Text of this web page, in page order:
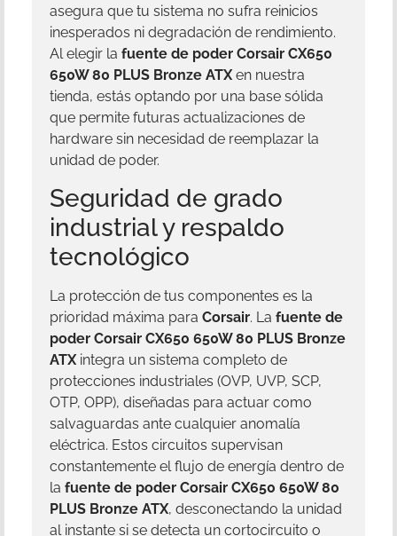
asegura que tu sistema no sufra reinicios
inesperados ni degradación de rendimiento.
Al elegir la fuente de poder Corsair CX650
650W 80 PLUS Bronze ATXen nuestra
tienda, estás optando por una base sólida
que permite futuras actualizaciones de
hardware sin necesidad de reemplazar la
unidad de poder.
Seguridad de grado
industrial y respaldo
tecnológico
La protección de tus componentes es la
prioridad máxima para Corsair. La fuente de
poder Corsair CX650 650W 80 PLUS Bronze
ATXintegra un sistema completo de
protecciones industriales (OVP, UVP, SCP,
OTP, OPP), diseñadas para actuar como
salvaguardas ante cualquier anomalía
eléctrica. Estos circuitos supervisan
constantemente el flujo de energía dentro de
la fuente de poder Corsair CX650 650W 80
PLUS Bronze ATX, desconectando la unidad
al instante si se detecta un cortocircuito o